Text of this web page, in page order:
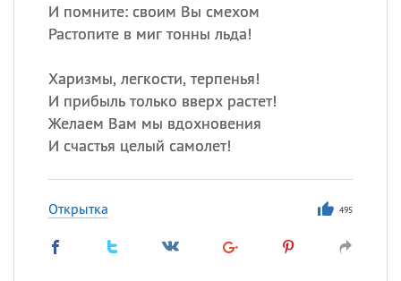
И помните: своим Вы смехом
Растопите в миг тонны льда!
Харизмы, легкости, терпенья!
И прибыль только вверх растет!
Желаем Вам мы вдохновения
И счастья целый самолет!
Открытка 495